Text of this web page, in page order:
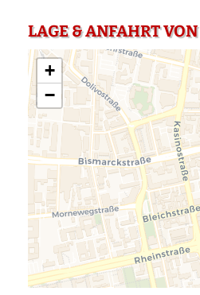
LAGE & ANFAHRT
+
−